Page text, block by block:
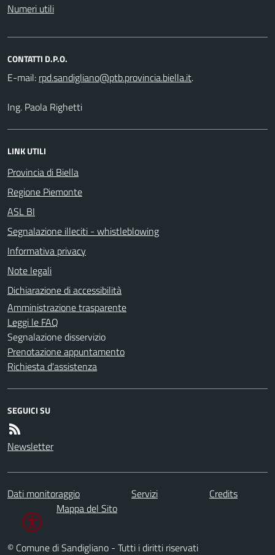
Numeri utili
CONTATTI D.P.O.
E-mail:
.
Ing. Paola Righetti
LINK UTILI
Provincia di Biella
Regione Piemonte
ASL BI
Segnalazione illeciti - whistleblowing
Informativa privacy
Note legali
Dichiarazione di accessibilità
Amministrazione trasparente
Leggi le FAQ
Segnalazione disservizio
Prenotazione appuntamento
Richiesta d'assistenza
SEGUICI SU
Newsletter
Dati monitoraggio Servizi
Credits
Mappa del Sito
© Comune di Sandigliano - Tutti i diritti riservati